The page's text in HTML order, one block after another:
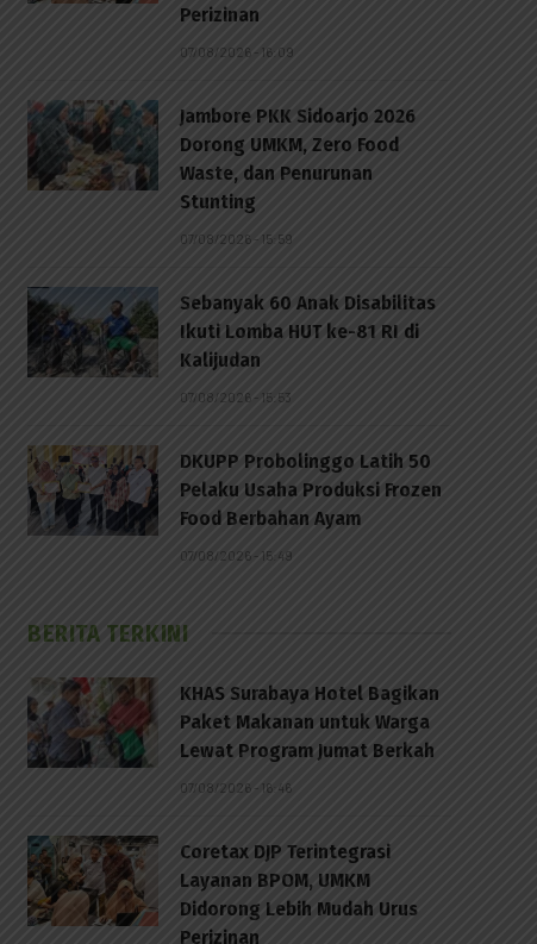
Perizinan
07/08/2026 - 16:09
Jambore PKK Sidoarjo 2026
Dorong UMKM, Zero Food
Waste, dan Penurunan
Stunting
07/08/2026 - 15:59
Sebanyak 60 Anak Disabilitas
Ikuti Lomba HUT ke-81 RI di
Kalijudan
07/08/2026 - 15:53
DKUPP Probolinggo Latih 50
Pelaku Usaha Produksi Frozen
Food Berbahan Ayam
07/08/2026 - 15:49
BERITA TERKINI
KHAS Surabaya Hotel Bagikan
Paket Makanan untuk Warga
Lewat Program Jumat Berkah
07/08/2026 - 16:46
Coretax DJP Terintegrasi
Layanan BPOM, UMKM
Didorong Lebih Mudah Urus
Perizinan